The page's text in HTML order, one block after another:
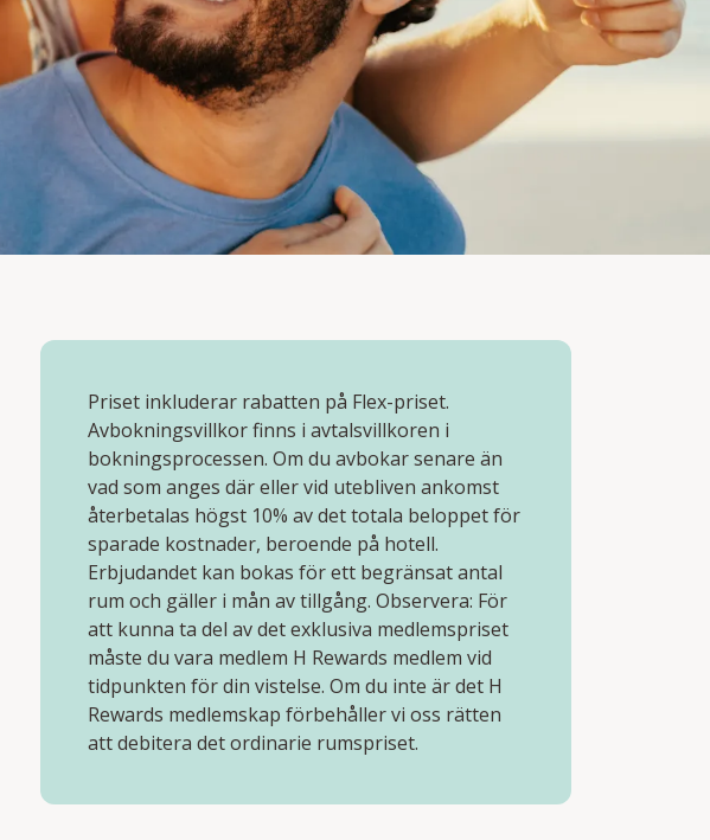
Priset inkluderar rabatten på Flex-priset.
Avbokningsvillkor finns i avtalsvillkoren i
bokningsprocessen. Om du avbokar senare än
vad som anges där eller vid utebliven ankomst
återbetalas högst 10% av det totala beloppet för
sparade kostnader, beroende på hotell.
Erbjudandet kan bokas för ett begränsat antal
rum och gäller i mån av tillgång. Observera: För
att kunna ta del av det exklusiva medlemspriset
måste du vara medlem H Rewards medlem vid
tidpunkten för din vistelse. Om du inte är det H
Rewards medlemskap förbehåller vi oss rätten
att debitera det ordinarie rumspriset.